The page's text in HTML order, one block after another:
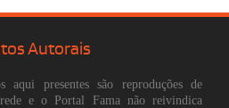
Autorais
aqui presentes são reproduções de
e o Portal Fama não reivindica